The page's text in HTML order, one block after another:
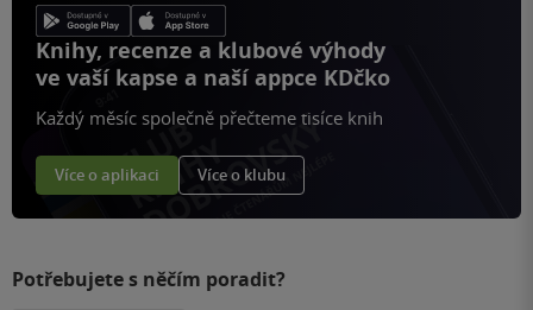
Knihy, recenze a klubové výhody
ve vaší kapse a naší appce KDčko
Každý měsíc společně přečteme tisíce knih
Více o aplikaci Více o klubu
Potřebujete s něčím poradit?